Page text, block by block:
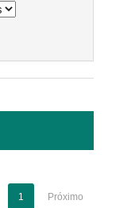
1 Próximo